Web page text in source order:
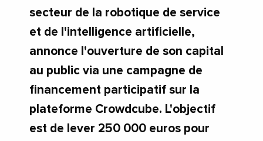
secteur de la robotique de service
et de l'intelligence artificielle,
annonce l'ouverture de son capital
au public via une campagne de
financement participatif sur la
plateforme Crowdcube. L'objectif
est de lever 250 000 euros pour